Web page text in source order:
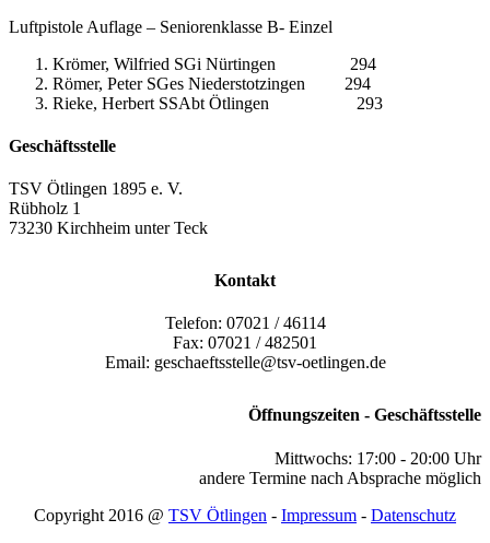
Luftpistole Auflage – Seniorenklasse B- Einzel
Krömer, Wilfried SGi Nürtingen 294
Römer, Peter SGes Niederstotzingen 294
Rieke, Herbert SSAbt Ötlingen 293
Geschäftsstelle
TSV Ötlingen 1895 e. V.
Rübholz 1
73230 Kirchheim unter Teck
Kontakt
Telefon: 07021 / 46114
Fax: 07021 / 482501
Email: geschaeftsstelle@tsv-oetlingen.de
Öffnungszeiten - Geschäftsstelle
Mittwochs: 17:00 - 20:00 Uhr
andere Termine nach Absprache möglich
Copyright 2016 @ TSV Ötlingen - Impressum - Datenschutz